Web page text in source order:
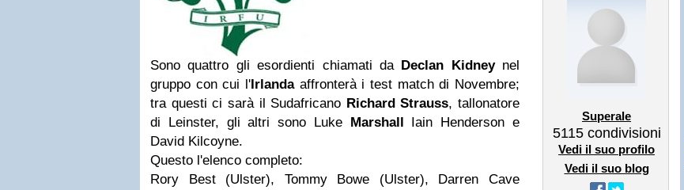
Sono quattro gli esordienti chiamati da Declan Kidneynel
gruppo con cui l'Irlandaaffronterà i test match di Novembre;
tra questi ci sarà il Sudafricano Richard Strauss, tallonatore
di Leinster, gli altri sono Luke Marshall Iain Henderson e
David Kilcoyne.
Questo l'elenco completo:
Rory Best (Ulster), Tommy Bowe (Ulster), Darren Cave
Superale
5115 condivisioni
Vedi il suo profilo
Vedi il suo blog